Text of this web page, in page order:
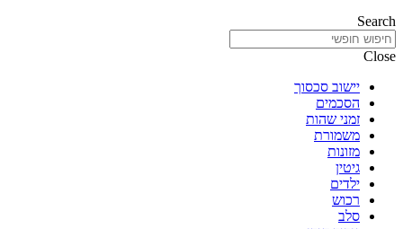
Search
Close
יישוב סכסוך
הסכמים
זמני שהות
משמורת
מזונות
גיטין
ילדים
רכוש
סלב